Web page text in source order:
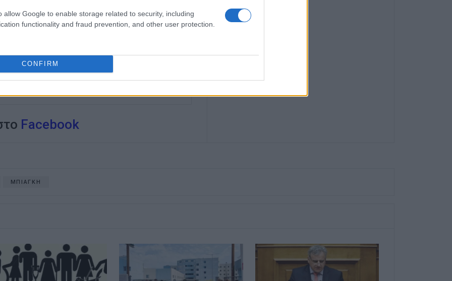
allow Google to enable storage related to security, including
functionality and fraud prevention, and other user protection.
CONFIRM
ηλεκτρονικός. Δημοσιογραφεί από τις
1980. Έχει συνεργαστεί με σχεδόν όλες τις
Διετέλεσε πρόεδρος του Συνδέσμου Ημερησίων
στο δ.σ. επί οκτώ χρόνια. Πιστεύει πως η
δημοσιογράφου στην ενημέρωση είναι το
και στην επικοινωνία η έντιμη και
Facebook
ΜΠΙΑΓΚΗ